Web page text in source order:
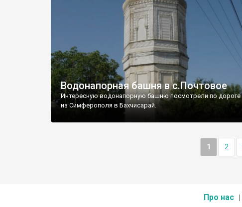
Водонапорная башня в с.Почтовое
Интересную водонапорную башню посмотрели по дороге
из Симферополя в Бахчисарай.
1 2
Про нас